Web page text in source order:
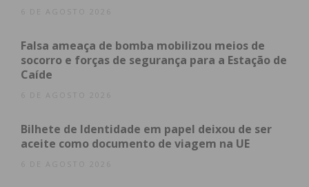
Assine nossa newsletter por e-mail e
atualizada.
Eu li e concordo com ostermos e
6 DE AGOSTO 2026
Falsa ameaça de bomba mobilizou meios de
socorro e forças de segurança para a Estação de
Caíde
6 DE AGOSTO 2026
Bilhete de Identidade em papel deixou de ser
aceite como documento de viagem na UE
6 DE AGOSTO 2026